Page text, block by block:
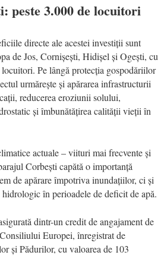
peste 3.000 de locuitori
directe ale acestei investiții sunt
de Jos, Cornișești, Hidișel și Ogești, cu
Pe lângă protecția gospodăriilor
urmărește și apărarea infrastructurii
reducerea eroziunii solului,
și îmbunătățirea calității vieții în
actuale – viituri mai frecvente și
Corbești capătă o importanță
de apărare împotriva inundațiilor, ci și
în perioadele de deficit de apă.
dintr-un credit de angajament de
Europei, înregistrat de
și Pădurilor, cu valoarea de 103